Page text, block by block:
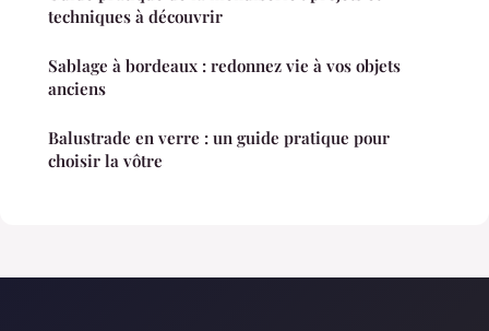
techniques à découvrir
Sablage à bordeaux : redonnez vie à vos objets
anciens
Balustrade en verre : un guide pratique pour
choisir la vôtre